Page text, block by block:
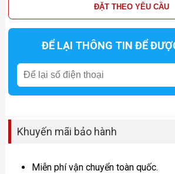
ĐẶT THEO YÊU CẦU
ĐỂ LẠI THÔNG TIN ĐỂ
Khuyến mãi bảo hành
Miễn phí vận chuyển toàn quốc.